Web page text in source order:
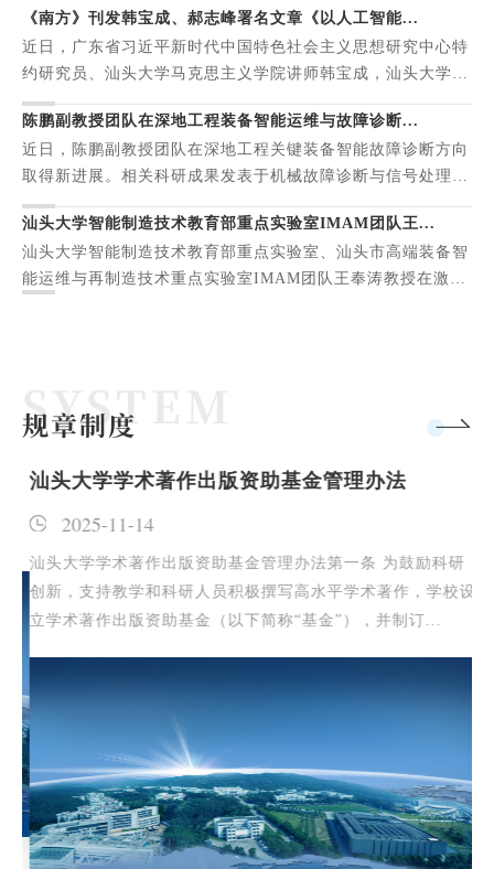
《南方》刊发韩宝成、郝志峰署名文章《以人工智能...
近日，广东省习近平新时代中国特色社会主义思想研究中心特
约研究员、汕头大学马克思主义学院讲师韩宝成，汕头大学校
长、广东省习近平新时代中国特色社会主义思想研究中...
陈鹏副教授团队在深地工程装备智能运维与故障诊断...
近日，陈鹏副教授团队在深地工程关键装备智能故障诊断方向
取得新进展。相关科研成果发表于机械故障诊断与信号处理领
域国际权威期刊《Mechanical Systems and Signal Pro...
汕头大学智能制造技术教育部重点实验室IMAM团队王...
汕头大学智能制造技术教育部重点实验室、汕头市高端装备智
能运维与再制造技术重点实验室IMAM团队王奉涛教授在激光
规章制度
汕头大学学术著作出版资助基金管理办法
2025-11-14
汕头大学学术著作出版资助基金管理办法第一条 为鼓励科研
创新，支持教学和科研人员积极撰写高水平学术著作，学校设
立学术著作出版资助基金（以下简称“基金”），并制订...